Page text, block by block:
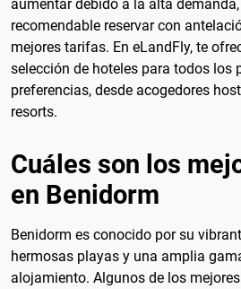
aumentar debido a la alta
recomendable reservar con
mejores tarifas. En eLandFly, te
selección de hoteles para todos los
preferencias, desde acogedores
resorts.
Cuáles son los
en Benidorm
Benidorm es conocido por su
hermosas playas y una amplia
alojamiento. Algunos de los